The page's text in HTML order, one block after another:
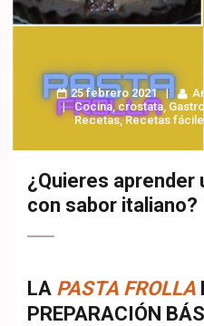
25 febrero 2021
Cocina,crostata,
Recetas,Recetas
¿Quieres aprender
con sabor italiano?
LA PASTA FROLLA
PREPARACIÓN